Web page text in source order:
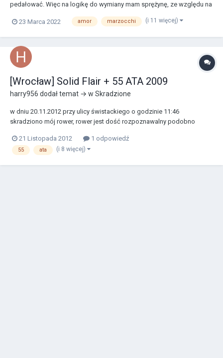
pedałować. Więc na logikę do wymiany mam sprężynę, ze względu na
elementami slopestylu i streetu. Wybrałem sprężynę żółtą. Problem
23 Marca 2022 amor marzocchi (i 11 więcej)
[Wrocław] Solid Flair + 55 ATA 2009
harry956 dodał temat → w Skradzione
w dniu 20.11.2012 przy ulicy świstackiego o godzinie 11:46
skradziono mój rower, rower jest dość rozpoznawalny podobno
specyfikacja: Rama: Solid Flair Widelec: 55 ATA TST2 2009 Damper:
Fox Float RPL Kierownica: Su...
21 Listopada 2012 1 odpowiedź
55 ata (i 8 więcej)